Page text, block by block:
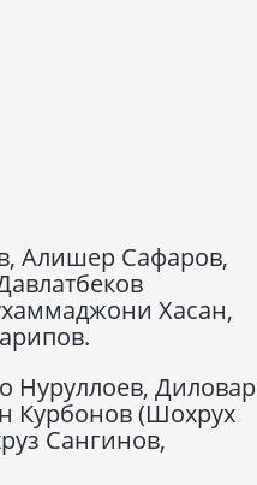
Алишер Сафаров,
Хасан,
Нуруллоев, Диловар
Курбонов (Шохрух
Сангинов,